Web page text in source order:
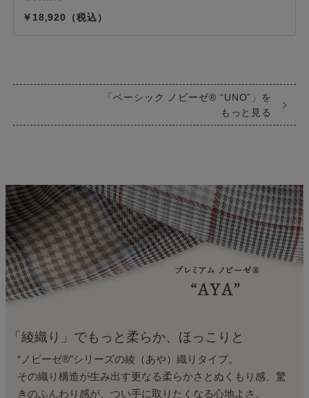
18,920
「ベーシック ノビーゼ® “UNO”」を
もっと見る
「綾織り」でもっと柔らか、ほっこりと
“ノビーゼ®”シリーズの綾（あや）織りタイプ。
その織り構造が生み出す更なる柔らかさとぬくもり感、 驚
きのふんわり感が、つい手に取りたくなる心地よさ。